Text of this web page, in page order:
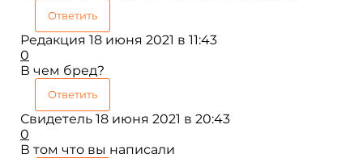
Ответить
Редакция 18 июня 2021 в 11:43
0
В чем бред?
Ответить
Свидетель 18 июня 2021 в 20:43
0
В том что вы написали